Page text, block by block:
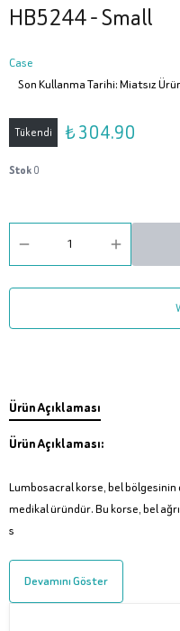
HB5244 - Small
Case
Son Kullanma Tarihi: Miatsız
Tükendi ₺ 304.90
Stok0
Ürün Açıklaması
Ürün Açıklaması:
Lumbosacral korse, bel
medikal üründür. Bu korse, bel
s
Devamını Göster